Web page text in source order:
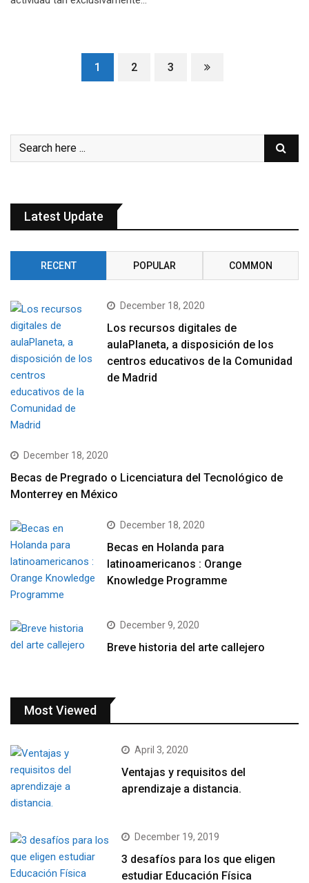
1 2 3
Latest Update
RECENT POPULAR COMMON
December 18, 2020
Los recursos digitales de
aulaPlaneta, a disposición de los
centros educativos de la Comunidad
de Madrid
December 18, 2020
Becas de Pregrado o Licenciatura del Tecnológico de
Monterrey en México
December 18, 2020
Becas en Holanda para
latinoamericanos : Orange
Knowledge Programme
December 9, 2020
Breve historia del arte callejero
Most Viewed
April 3, 2020
Ventajas y requisitos del
aprendizaje a distancia.
December 19, 2019
3 desafíos para los que eligen
estudiar Educación Física